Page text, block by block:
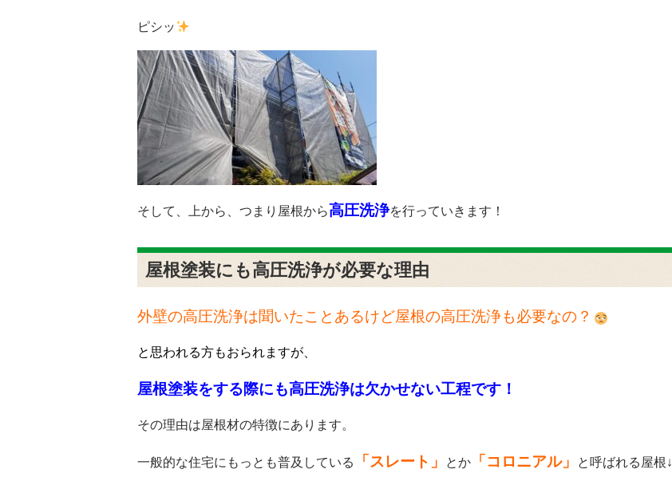
ピシッ
そして、上から、つまり屋根から高圧洗浄を行っていきます！
屋根塗装にも高圧洗浄が必要な理由
外壁の高圧洗浄は聞いたことあるけど屋根の高圧洗浄も必要なの？
と思われる方もおられますが、
屋根塗装をする際にも高圧洗浄は欠かせない工程です！
その理由は屋根材の特徴にあります。
一般的な住宅にもっとも普及している 「スレート」 とか 「コロニアル」 と呼ばれる屋根↓